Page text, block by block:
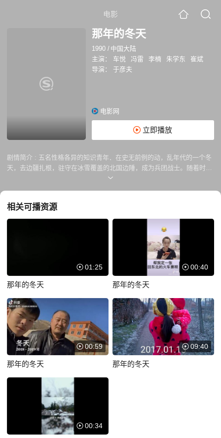
电影
那年的冬天
1990 / 中国大陆
主演：
车悦 冯雷 李楠 朱学东
崔斌
导演：
于彦夫
电影网
立即播放
剧情简介 : 五名性格各异的知识青年．在史无前例的动，乱年代的一个冬
天，去边疆扎根，驻守在冰雪覆盖的北国边陲，成为兵团战士。随着时问
的推移。他们对生活产生了怀疑，理想和愿单破剥夺，性格被扭曲了。由
杀狗吃肉，但有人被狗的活泼可爱昕打动。正在这时，他们听到对岸焦急
地呼唤狗的声音，五个人最后决定把狗放回，并写了一封信让狗带回。数
日后，对岸的老夫妇让狗带来了美味的油煎包，知青们也将自己喜爱的食
品让狗带到对岸。从此，狗便成了联系两岸素不相识人们感情的使苦，也
给知青们带来了欢乐；成了不可缺少的朋友。一天，狗带来了令人焦虑不
安的消息，对岸老人病重急需鹿心血。于是五名知青投入到一场紧张的抢
救异国老人的战斗中，他们冒着各方面的风险，终于搞到了鹿心，让狗迅
速...
相关可播资源
01:25
那年的冬天
00:40
那年的冬天
00:59
那年的冬天
09:40
那年的冬天
00:34